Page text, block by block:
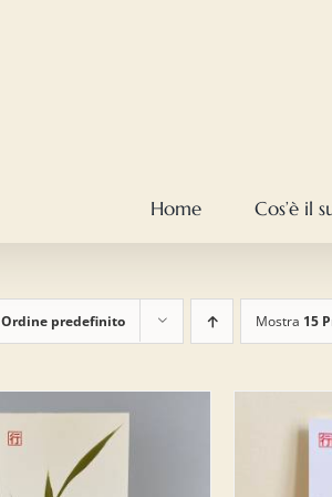
Home Cos’è il
Ordine predefinito Mostra 15